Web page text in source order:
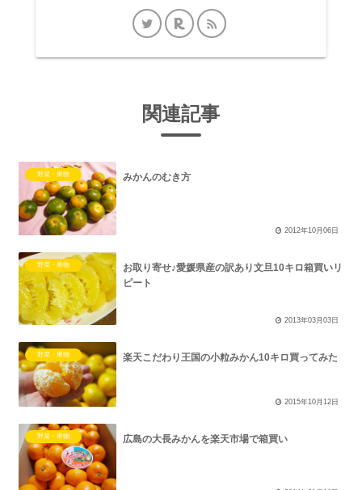
関連記事
野菜・果物 みかんのむき方
2012年10月06日
野菜・果物
お取り寄せ♪愛媛県産の訳あり文旦10キロ箱買いリ
ピート
2013年03月03日
野菜・果物 楽天こだわり王国の小粒みかん10キロ買ってみた
2015年10月12日
野菜・果物 広島の大長みかんを楽天市場で箱買い